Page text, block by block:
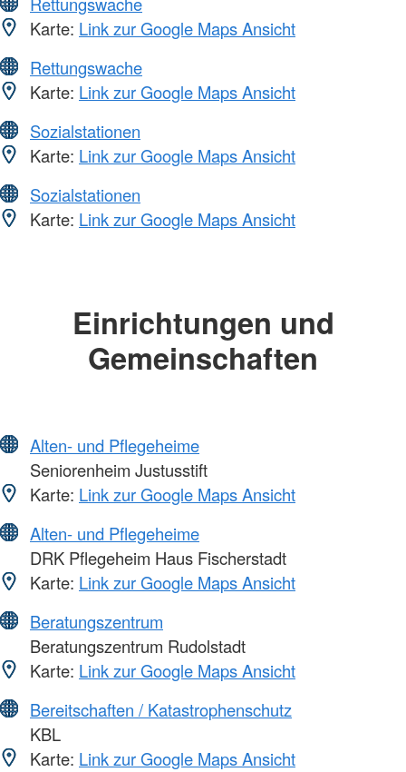
Karte: Link zur Google Maps Ansicht
Rettungswache
Karte: Link zur Google Maps Ansicht
Sozialstationen
Karte: Link zur Google Maps Ansicht
Sozialstationen
Karte: Link zur Google Maps Ansicht
Einrichtungen und
Gemeinschaften
Alten- und Pflegeheime
Seniorenheim Justusstift
Karte: Link zur Google Maps Ansicht
Alten- und Pflegeheime
DRK Pflegeheim Haus Fischerstadt
Karte: Link zur Google Maps Ansicht
Beratungszentrum
Beratungszentrum Rudolstadt
Karte: Link zur Google Maps Ansicht
Bereitschaften / Katastrophenschutz
KBL
Karte: Link zur Google Maps Ansicht